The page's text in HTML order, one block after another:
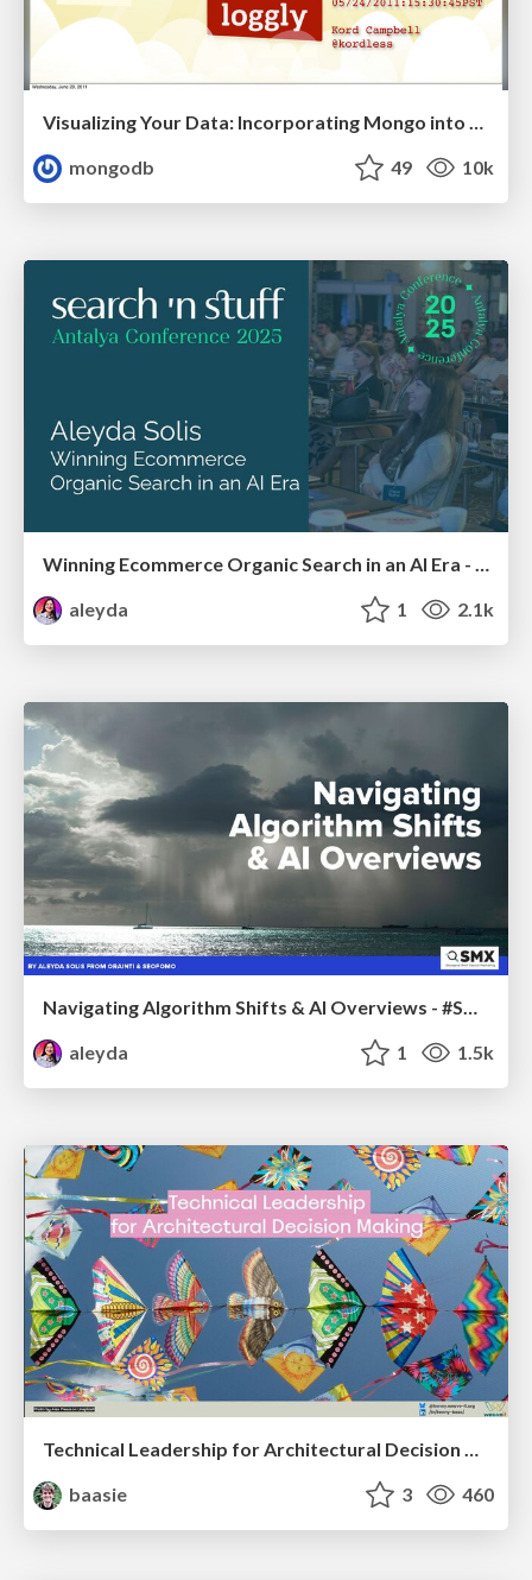
Visualizing Your Data: Incorporating Mongo into Loggly Infrastructure
mongodb
49 10k
Winning Ecommerce Organic Search in an AI Era - #searchnstuff2025
aleyda
1 2.1k
aleyda
1 1.5k
Technical Leadership for Architectural Decision Making
baasie
3 460